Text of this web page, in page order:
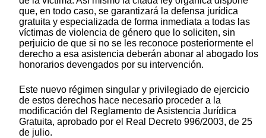
que, en todo caso, se garantizará la defensa jurídica
gratuita y especializada de forma inmediata a todas las
víctimas de violencia de género que lo soliciten, sin
perjuicio de que si no se les reconoce posteriormente el
derecho a esa asistencia deberán abonar al abogado los
honorarios devengados por su intervención.
Este nuevo régimen singular y privilegiado de ejercicio
de estos derechos hace necesario proceder a la
modificación del Reglamento de Asistencia Jurídica
Gratuita, aprobado por el Real Decreto 996/2003, de 25
de julio.